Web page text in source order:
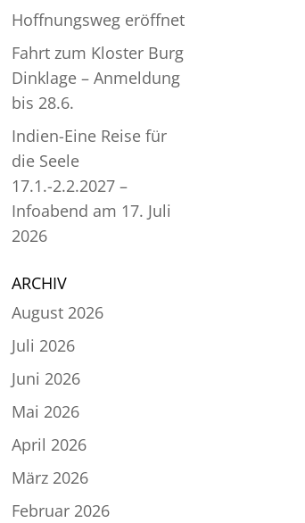
Hoffnungsweg eröffnet
Fahrt zum Kloster Burg
Dinklage – Anmeldung
bis 28.6.
Indien-Eine Reise für
die Seele
17.1.-2.2.2027 –
Infoabend am 17. Juli
2026
ARCHIV
August 2026
Juli 2026
Juni 2026
Mai 2026
April 2026
März 2026
Februar 2026